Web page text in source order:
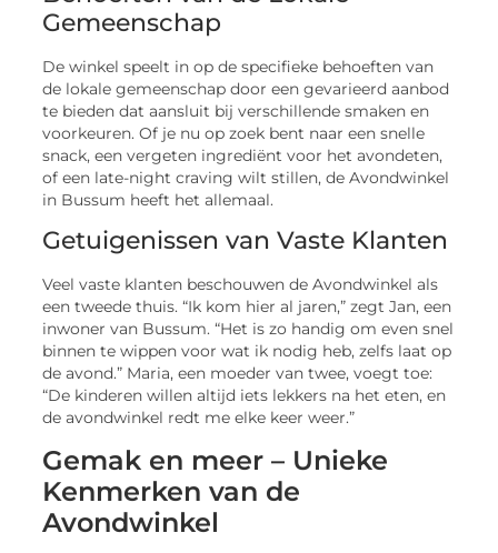
Gemeenschap
De winkel speelt in op de specifieke behoeften van
de lokale gemeenschap door een gevarieerd aanbod
te bieden dat aansluit bij verschillende smaken en
voorkeuren. Of je nu op zoek bent naar een snelle
snack, een vergeten ingrediënt voor het avondeten,
of een late-night craving wilt stillen, de Avondwinkel
in Bussum heeft het allemaal.
Getuigenissen van Vaste Klanten
Veel vaste klanten beschouwen de Avondwinkel als
een tweede thuis. “Ik kom hier al jaren,” zegt Jan, een
inwoner van Bussum. “Het is zo handig om even snel
binnen te wippen voor wat ik nodig heb, zelfs laat op
de avond.” Maria, een moeder van twee, voegt toe:
“De kinderen willen altijd iets lekkers na het eten, en
de avondwinkel redt me elke keer weer.”
Gemak en meer – Unieke
Kenmerken van de
Avondwinkel